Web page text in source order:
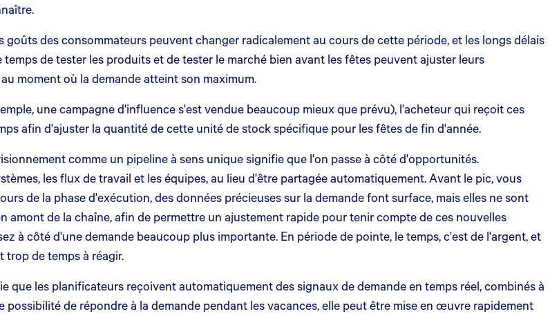
des consommateurs peuvent changer radicalement au cours de cette période, et les longs délais
de tester les produits et de tester le marché bien avant les fêtes peuvent ajuster leurs
moment où la demande atteint son maximum.
une campagne d'influence s'est vendue beaucoup mieux que prévu), l'acheteur qui reçoit ces
afin d'ajuster la quantité de cette unité de stock spécifique pour les fêtes de fin d'année.
comme un pipeline à sens unique signifie que l'on passe à côté d'opportunités.
les flux de travail et les équipes, au lieu d'être partagée automatiquement. Avant le pic, vous
de la phase d'exécution, des données précieuses sur la demande font surface, mais elles ne sont
de la chaîne, afin de permettre un ajustement rapide pour tenir compte de ces nouvelles
à côté d'une demande beaucoup plus importante. En période de pointe, le temps, c'est de l'argent, et
de temps à réagir.
que les planificateurs reçoivent automatiquement des signaux de demande en temps réel, combinés à
de répondre à la demande pendant les vacances, elle peut être mise en œuvre rapidement